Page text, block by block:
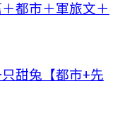
都市＋軍旅文＋
甜兔【都市+先